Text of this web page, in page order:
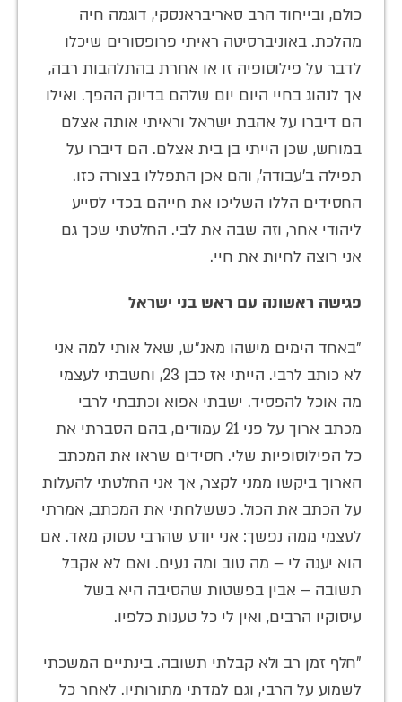
כולם, ובייחוד הרב סאריבראנסקי, דוגמה חיה
מהלכת. באוניברסיטה ראיתי פרופסורים שיכלו
לדבר על פילוסופיה זו או אחרת בהתלהבות רבה,
אך לנהוג בחיי היום יום שלהם בדיוק ההפך. ואילו
הם דיברו על אהבת ישראל וראיתי אותה אצלם
במוחש, שכן הייתי בן בית אצלם. הם דיברו על
תפילה ב'עבודה', והם אכן התפללו בצורה כזו.
החסידים הללו השליכו את חייהם בכדי לסייע
ליהודי אחר, וזה שבה את לבי. החלטתי שכך גם
אני רוצה לחיות את חיי.
פגישה ראשונה עם ראש בני ישראל
"באחד הימים מישהו מאנ"ש, שאל אותי למה אני
לא כותב לרבי. הייתי אז כבן 23, וחשבתי לעצמי
מה אוכל להפסיד. ישבתי אפוא וכתבתי לרבי
מכתב ארוך על פני 21 עמודים, בהם הסברתי את
כל הפילוסופיות שלי. חסידים שראו את המכתב
הארוך ביקשו ממני לקצר, אך אני החלטתי להעלות
על הכתב את הכול. כששלחתי את המכתב, אמרתי
לעצמי ממה נפשך: אני יודע שהרבי עסוק מאד. אם
הוא יענה לי – מה טוב ומה נעים. ואם לא אקבל
תשובה – אבין בפשטות שהסיבה היא בשל
עיסוקיו הרבים, ואין לי כל טענות כלפיו.
"חלף זמן רב ולא קבלתי תשובה. בינתיים המשכתי
לשמוע על הרבי, וגם למדתי מתורותיו. לאחר כל